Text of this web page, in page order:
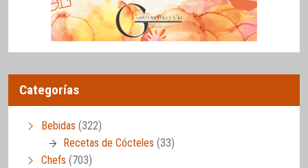
Categorías
Bebidas (322)
Recetas de Cócteles (33)
Chefs (703)